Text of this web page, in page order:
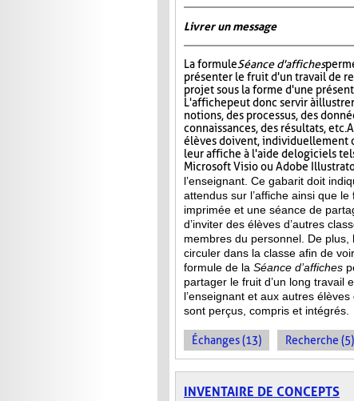
Livrer un message
La formuleSéance d'affiches
présenter le fruit d'un travail de
projet sous la forme d'une
L'affichepeut donc servir à
notions, des processus, des
connaissances, des résultats, etc.
élèves doivent, individuellement
leur affiche à l'aide de logiciels
Microsoft Visio ou Adobe
l’enseignant. Ce gabarit doit
attendus sur l’affiche ainsi que
imprimée et une séance de
d’inviter des élèves d’autres
membres du personnel. De
circuler dans la classe afin de
formule de la Séance d’affiches
partager le fruit d’un long travail
l’enseignant et aux autres
sont perçus, compris et intégrés.
Échanges (13) Recherche (5)
INVENTAIRE DE CONCEPTS